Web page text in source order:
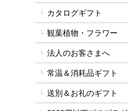
カタログギフト
観葉植物・フラワー
法人のお客さまへ
常温＆消耗品ギフト
送別＆お礼のギフト